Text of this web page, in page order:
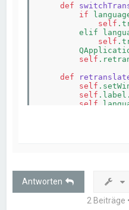
def
if
self
elif
self
self
def
self
self
self
elif
Antworten
2 Beiträge